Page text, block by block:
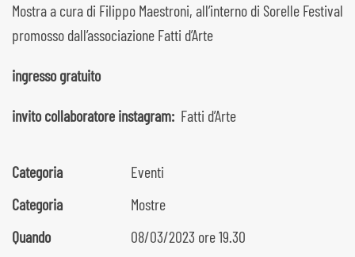
Mostra a cura di Filippo Maestroni, all’interno di Sorelle Festival
promosso dall’associazione Fatti d’Arte
ingresso gratuito
invito collaboratore instagram: Fatti d’Arte
Categoria
Eventi
Categoria
Mostre
Quando
08/03/2023 ore 19.30